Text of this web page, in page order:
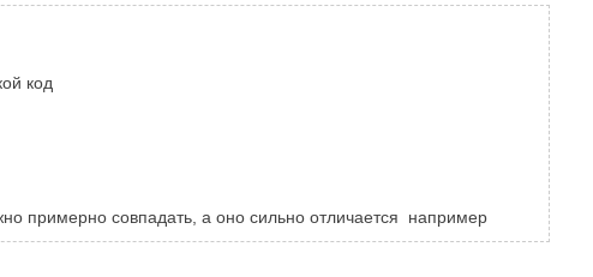
код
примерно совпадать, а оно сильно отличается например